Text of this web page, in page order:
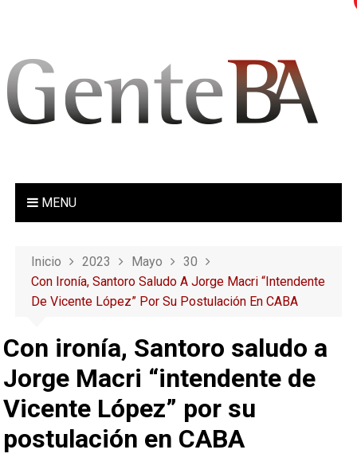
MENU
Inicio 2023 Mayo
30
Con Ironía, Santoro Saludo A Jorge Macri “intendente
De Vicente López” Por Su Postulación En CABA
Con ironía, Santoro saludo a
Jorge Macri “intendente de
Vicente López” por su
postulación en CABA